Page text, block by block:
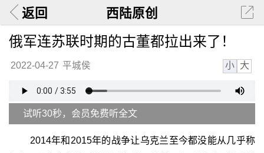
返回 西陆原创
俄军连苏联时期的古董都拉出来了！
2022-04-27 平城侯 小 大
试听30秒，会员免费听全文
2014年和2015年的战争让乌克兰至今都没能从几乎称